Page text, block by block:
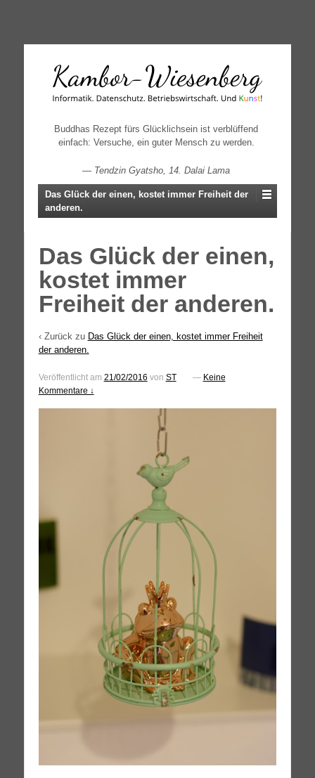
↓
CONTENT
Buddhas Rezept fürs Glücklichsein ist verblüffend
einfach: Versuche, ein guter Mensch zu werden.
— Tendzin Gyatsho, 14. Dalai Lama
Das Glück der einen, kostet immer Freiheit der
anderen.
Das Glück der einen,
kostet immer
Freiheit der anderen.
‹ Zurück zu Das Glück der einen, kostet immer Freiheit
der anderen.
Veröffentlicht am 21/02/2016 von ST — Keine
Kommentare ↓